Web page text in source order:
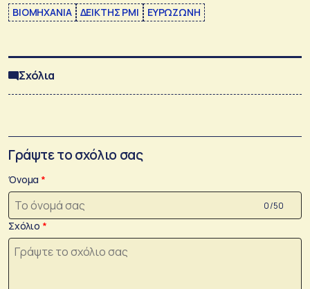
ΒΙΟΜΗΧΑΝΙΑ ΔΕΙΚΤΗΣ PMI ΕΥΡΩΖΩΝΗ
Σχόλια
Γράψτε το σχόλιο σας
Όνομα
0 /50
Σχόλιο